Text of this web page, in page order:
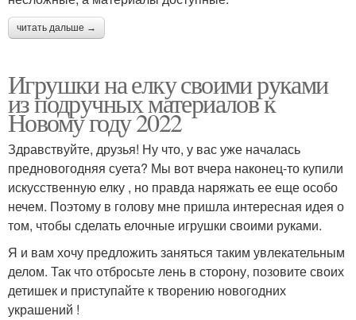
читать дальше →
Игрушки на елку своими руками
из подручных материалов к
Новому году 2022
Здравствуйте, друзья! Ну что, у вас уже началась
предновогодняя суета? Мы вот вчера наконец-то купили
искусственную елку , но правда наряжать ее еще особо
нечем. Поэтому в голову мне пришла интересная идея о
том, чтобы сделать елочные игрушки своими руками.
Я и вам хочу предложить заняться таким увлекательным
делом. Так что отбросьте лень в сторону, позовите своих
детишек и приступайте к творению новогодних
украшений !